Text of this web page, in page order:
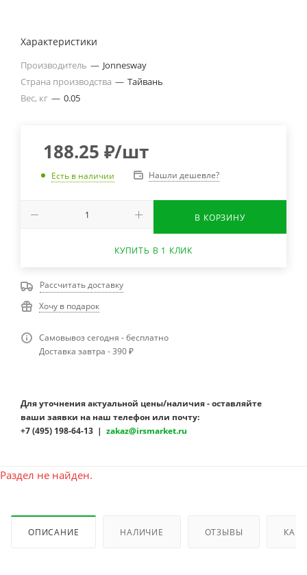
Характеристики
Производитель — Jonnesway
Страна производства — Тайвань
Вес, кг — 0.05
188.25 ₽/шт
Есть в наличии Нашли дешевле?
В КОРЗИНУ
КУПИТЬ В 1 КЛИК
Рассчитать доставку
Хочу в подарок
Самовывоз сегодня - бесплатно
Доставка завтра - 390 ₽
Для уточнения актуальной цены/наличия - оставляйте
ваши заявки на наш телефон или почту:
+7 (495) 198-64-13 | zakaz@irsmarket.ru
Раздел не найден.
ОПИСАНИЕ НАЛИЧИЕ ОТЗЫВЫ КАК